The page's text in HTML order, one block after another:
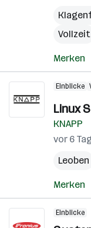
Vollzeit
Merken
Einblicke
Linux
KNAPP
vor 6
Leoben
Merken
Einblicke